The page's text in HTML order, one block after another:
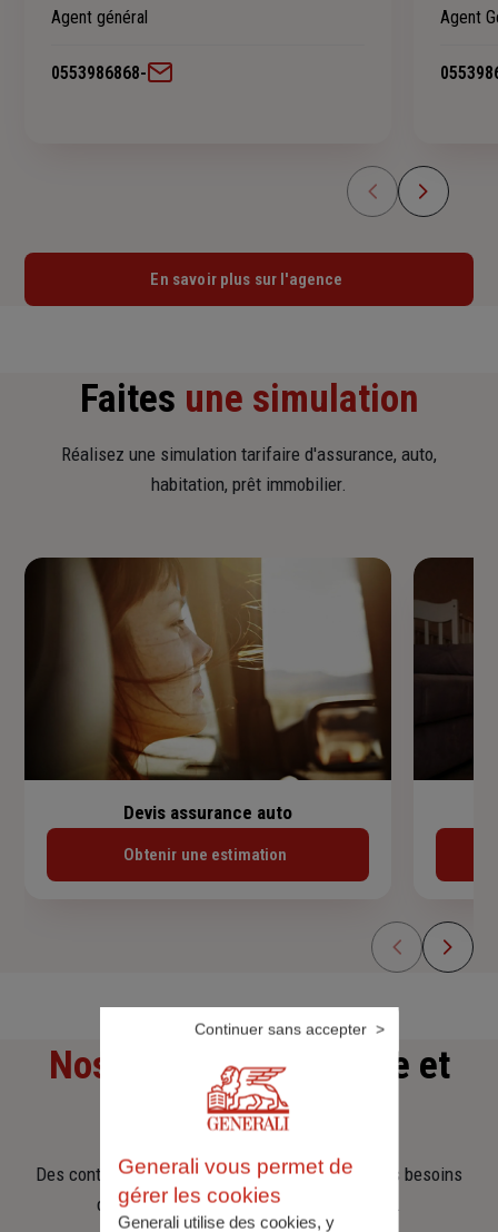
Agent général
0553986868-
Agent
En savoir plus sur l'agence
Faites une simulation
Réalisez une simulation tarifaire d'assurance, auto,
habitation, prêt immobilier.
Devis assurance auto
Obtenir une estimation
Nos offres
d'assurance et
d'épargne
Des contrats clairs et flexibles pour sécuriser vos besoins
d’aujourd’hui et anticiper ceux de demain.
Generali vous permet de
gérer les cookies
Generali utilise des cookies, y
Continuer sans accepter